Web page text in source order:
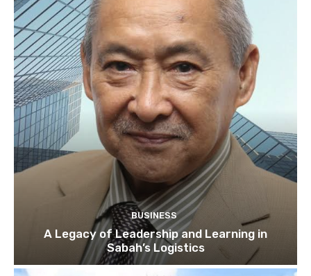
BUSINESS
A Legacy of Leadership and Learning in
Sabah’s Logistics